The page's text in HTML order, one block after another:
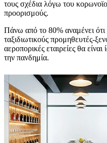
τους σχέδια λόγω του
προορισμούς.
Πάνω από το 80% αναμένει
ταξιδιωτικούς προμηθευτές-
αεροπορικές εταιρείες θα
την πανδημία.